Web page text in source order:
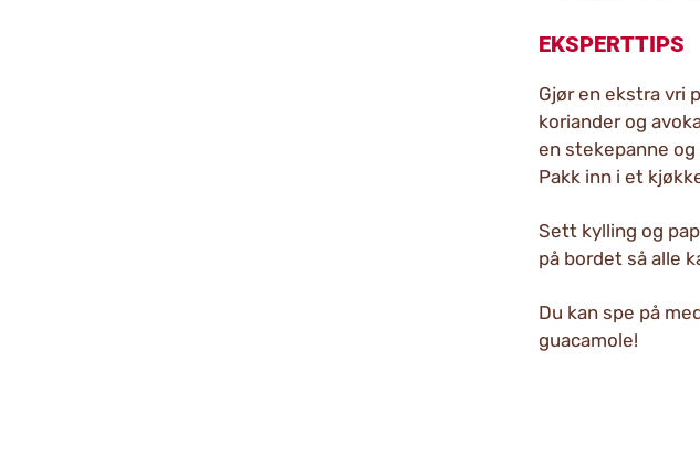
EKSPERTTIPS
Gjør en ekstra vri
koriander og
en stekepanne
Pakk inn i et
Sett kylling og
på bordet så alle
Du kan spe på
guacamole!